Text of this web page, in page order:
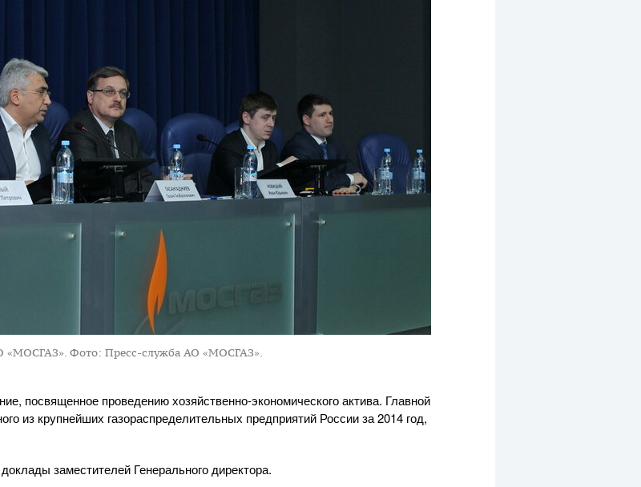
«МОСГАЗ». Фото: Пресс-служба АО «МОСГАЗ».
посвященное проведениюхозяйственно-экономическогоактива. Главной
из крупнейших газораспределительных предприятий России за 2014 год,
заместителей Генерального директора.